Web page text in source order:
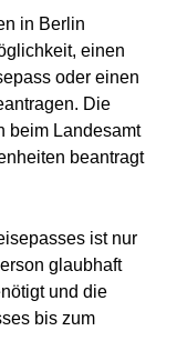
in Berlin
einen
oder einen
Die
beim Landesamt
beantragt
ist nur
glaubhaft
und die
bis zum